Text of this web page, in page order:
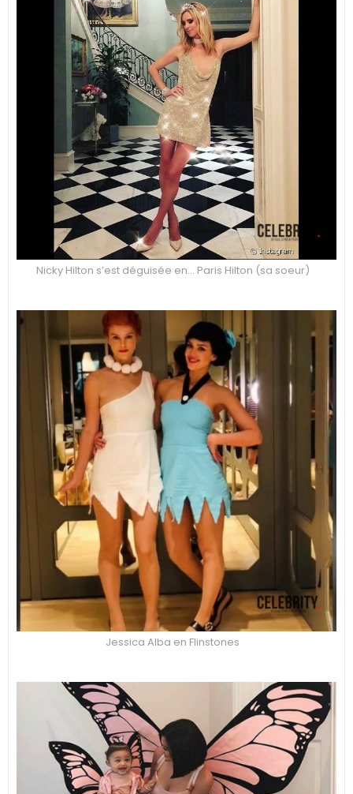
Nicky Hilton s’est déguisée en… Paris Hilton (sa soeur)
Jessica Alba en Flinstones